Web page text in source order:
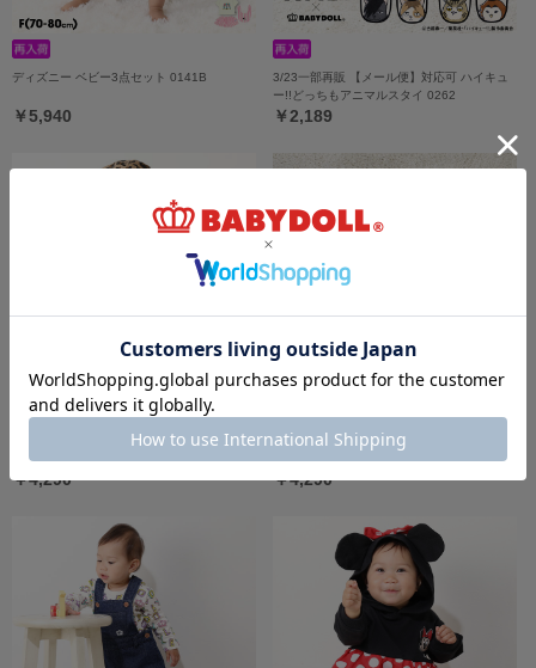
ディズニー ベビー3点セット 0141B
￥5,940
3/23一部再販 【メール便】対応可 ハイキュ
ー!!どっちもアニマルスタイ 0262
￥2,189
6/19一部再販 【メール便】対応可 ベビーサ
ロペット 9630B
￥4,290
7/16一部再販 【メール便】対応可 スタイ付
￥4,290